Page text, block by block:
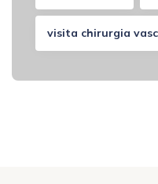
visita chirurgia